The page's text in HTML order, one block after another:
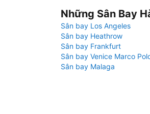
Những Sân Bay
Sân bay Los Angeles
Sân bay Heathrow
Sân bay Frankfurt
Sân bay Venice Marco
Sân bay Malaga